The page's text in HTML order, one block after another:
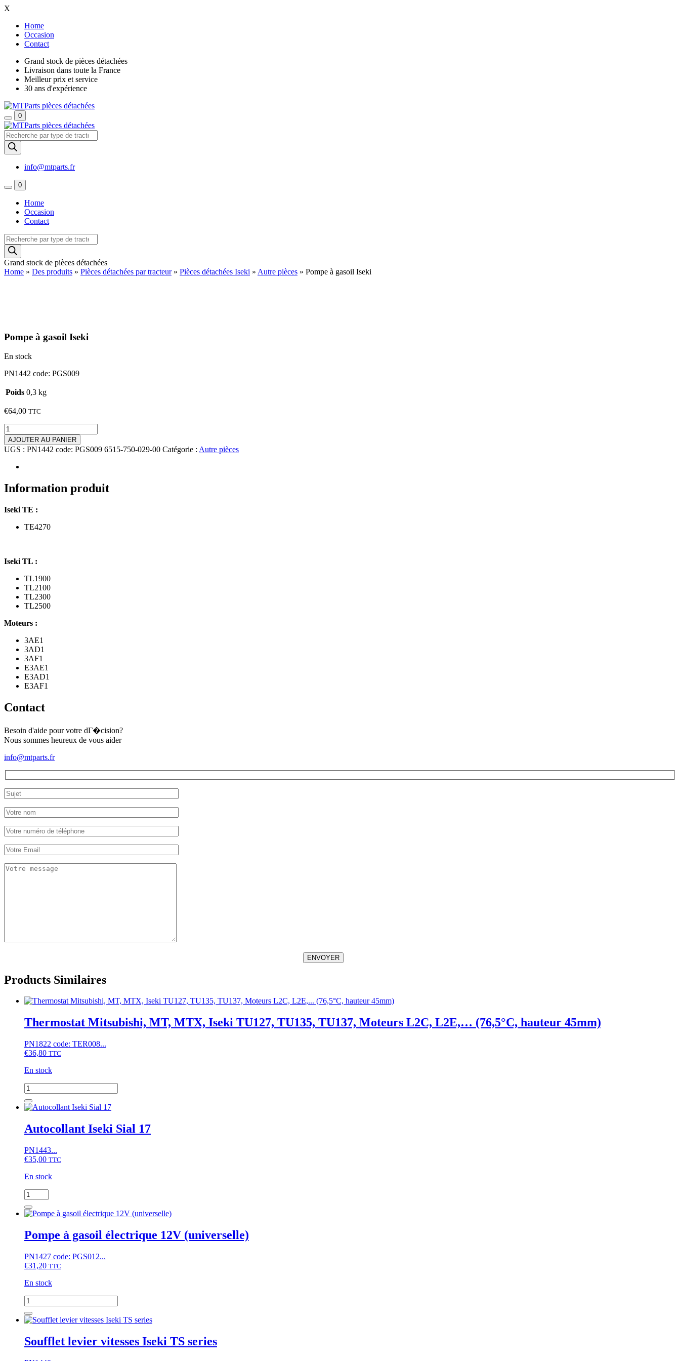
X
Home
Occasion
Contact
Grand stock de pièces détachées
Livraison dans toute la France
Meilleur prix et service
30 ans d'expérience
0
Recherche
de
produits
info@mtparts.fr
0
Home
Occasion
Contact
Recherche
de
produits
Grand stock de pièces détachées
Home » Des produits » Pièces détachées par tracteur» Pièces détachées Iseki » Autre pièces » Pompe à gasoil Iseki
Pompe à gasoil Iseki
En stock
PN1442 code: PGS009
Poids 0,3 kg
€64,00 TTC
quantité
de
Pompe
à
gasoil
AJOUTER AU PANIER
UGS : PN1442 code: PGS009 6515-750-029-00 Catégorie : Autre pièces
Information produit
Iseki TE :
TE4270
Iseki TL :
TL1900
TL2100
TL2300
TL2500
Moteurs :
3AE1
3AD1
3AF1
E3AE1
E3AD1
E3AF1
Contact
Besoin d'aide pour votre dГ�cision?
Nous sommes heureux de vous aider
info@mtparts.fr
ENVOYER
Products Similaires
Thermostat Mitsubishi, MT, MTX, Iseki TU127, TU135, TU137, Moteurs L2C, L2E,… (76,5°C, hauteur 45mm)
PN1822 code: TER008...
€36,80 TTC
En stock
quantité
de
Thermostat
MT,
MTX,
TU127,
TU135,
Moteurs
L2E,...
(76,5°C,
hauteur
Autocollant Iseki Sial 17
PN1443...
€35,00 TTC
En stock
quantité
de
Autocollant
Sial
17
Pompe à gasoil électrique 12V (universelle)
PN1427 code: PGS012...
€31,20 TTC
En stock
quantité
de
Pompe
gasoil
électrique
Soufflet levier vitesses Iseki TS series